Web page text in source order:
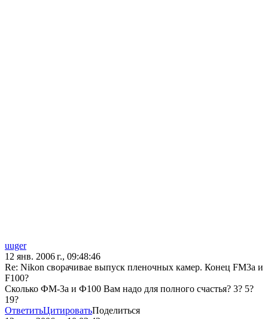
uuger
12 янв. 2006 г., 09:48:46
Re: Nikon сворачивае выпуск пленочных камер. Конец FM3a и
F100?
Сколько ФМ-3а и Ф100 Вам надо для полного счастья? 3? 5?
19?
ОтветитьЦитироватьПоделиться